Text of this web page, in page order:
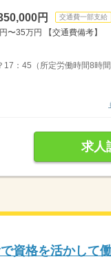
円 交通費一部支給
〜35万円 【交通費備考】
17：45（所定労働時間8時
求人
で資格を活かして